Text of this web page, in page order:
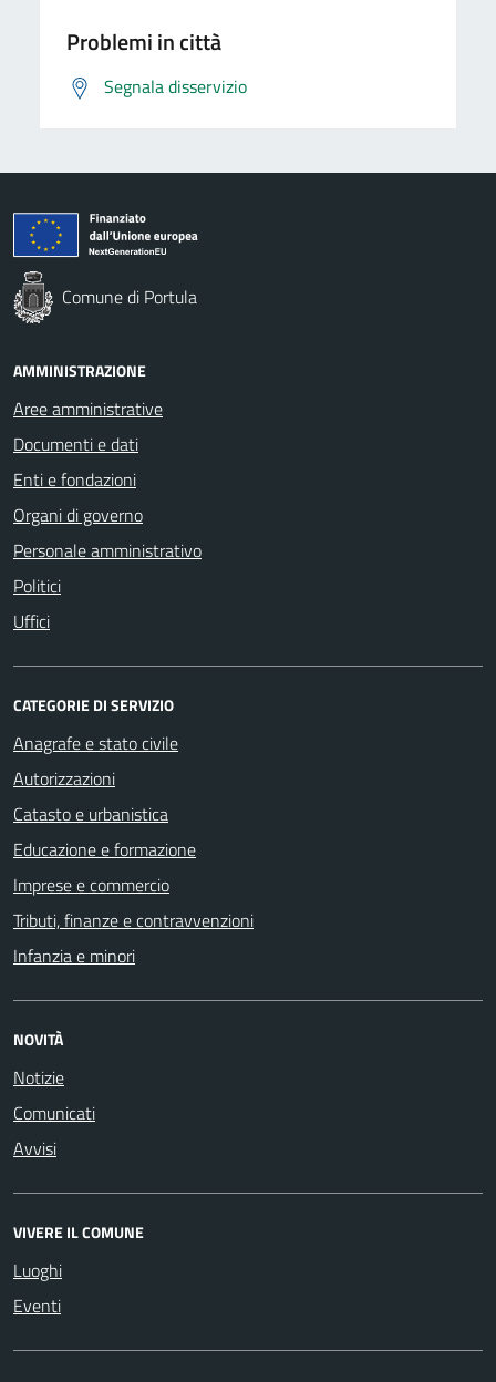
Problemi in città
Segnala disservizio
Comune di Portula
AMMINISTRAZIONE
Aree amministrative
Documenti e dati
Enti e fondazioni
Organi di governo
Personale amministrativo
Politici
Uffici
CATEGORIE DI SERVIZIO
Anagrafe e stato civile
Autorizzazioni
Catasto e urbanistica
Educazione e formazione
Imprese e commercio
Tributi, finanze e contravvenzioni
Infanzia e minori
NOVITÀ
Notizie
Comunicati
Avvisi
VIVERE IL COMUNE
Luoghi
Eventi